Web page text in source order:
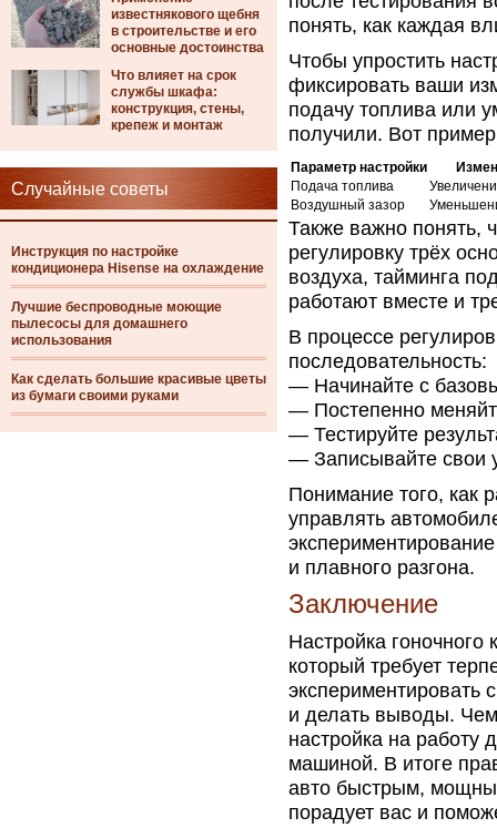
известнякового щебня
в строительстве и его
основные достоинства
Что влияет на срок
службы шкафа:
конструкция, стены,
крепеж и монтаж
Случайные советы
Инструкция по настройке
кондиционера Hisense на охлаждение
Лучшие беспроводные моющие
пылесосы для домашнего
использования
Как сделать большие красивые цветы
из бумаги своими руками
понять, как каждая
Чтобы упростить
фиксировать ваши
подачу топлива или
получили. Вот
Параметр настройки
Подача топлива
Воздушный зазор
Также важно понять,
регулировку трёх
воздуха, тайминга
работают вместе и
В процессе
последовательность:
— Начинайте с
— Постепенно
— Тестируйте
— Записывайте свои
Понимание того, как
управлять
и плавного разгона.
Заключение
Настройка
который требует
экспериментировать
и делать выводы.
настройка на работу
машиной. В итоге
авто быстрым,
порадует вас и